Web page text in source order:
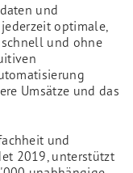
und
optimale,
und ohne
Umsätze und das
und
2019, unterstützt